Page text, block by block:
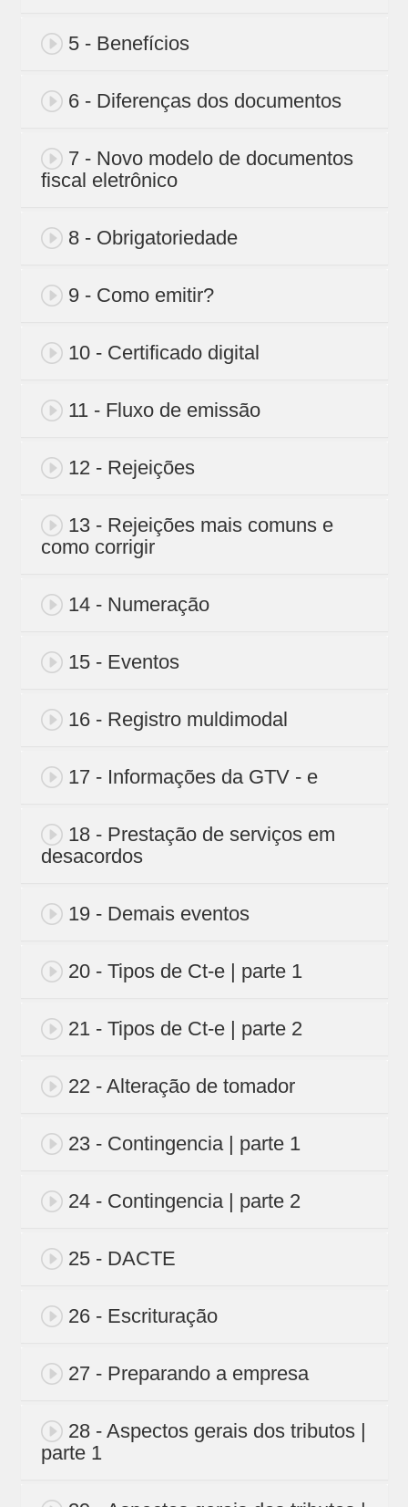
5 - Benefícios
6 - Diferenças dos documentos
7 - Novo modelo de documentos
fiscal eletrônico
8 - Obrigatoriedade
9 - Como emitir?
10 - Certificado digital
11 - Fluxo de emissão
12 - Rejeições
13 - Rejeições mais comuns e
como corrigir
14 - Numeração
15 - Eventos
16 - Registro muldimodal
17 - Informações da GTV - e
18 - Prestação de serviços em
desacordos
19 - Demais eventos
20 - Tipos de Ct-e | parte 1
21 - Tipos de Ct-e | parte 2
22 - Alteração de tomador
23 - Contingencia | parte 1
24 - Contingencia | parte 2
25 - DACTE
26 - Escrituração
27 - Preparando a empresa
28 - Aspectos gerais dos tributos |
parte 1